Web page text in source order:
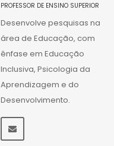
PROFESSOR DE ENSINO SUPERIOR
Desenvolve pesquisas na
área de Educação, com
ênfase em Educação
Inclusiva, Psicologia da
Aprendizagem e do
Desenvolvimento.